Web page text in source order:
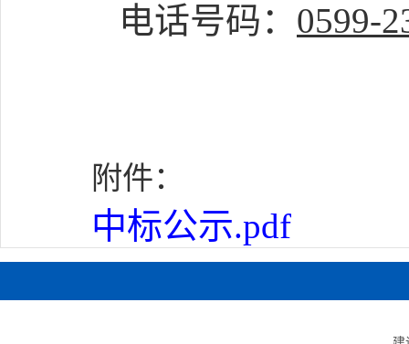
电话号码： 0599-
附件：
中标公示.pdf